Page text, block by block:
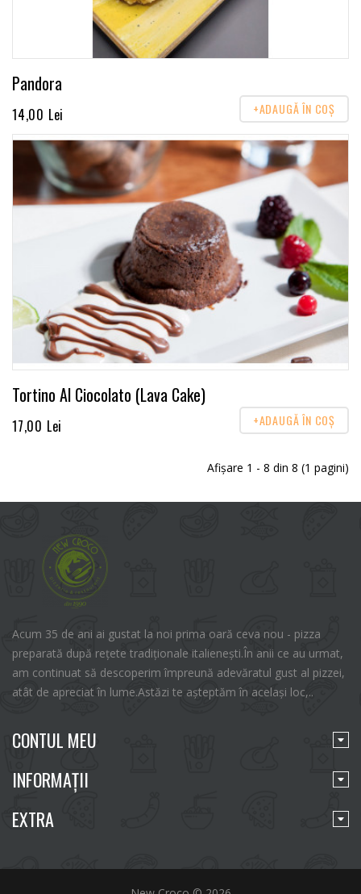
Pandora
14,00 Lei +ADAUGĂ ÎN COŞ
Tortino Al Ciocolato (Lava Cake)
17,00 Lei +ADAUGĂ ÎN COŞ
Afişare 1 - 8 din 8 (1 pagini)
Acum 35 de ani ai gustat la noi prima oară ceva nou - pizza
preparată după rețete tradiționale italienești.În anii ce au urmat,
am continuat să descoperim împreună adevăratul gust al pizzei,
atât de apreciat în lume.Astăzi te așteptăm în același loc,..
CONTUL MEU
INFORMAŢII
EXTRA